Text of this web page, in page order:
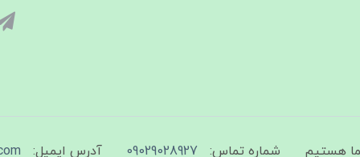
شماره تماس: 09029028927 آدرس ایمیل: